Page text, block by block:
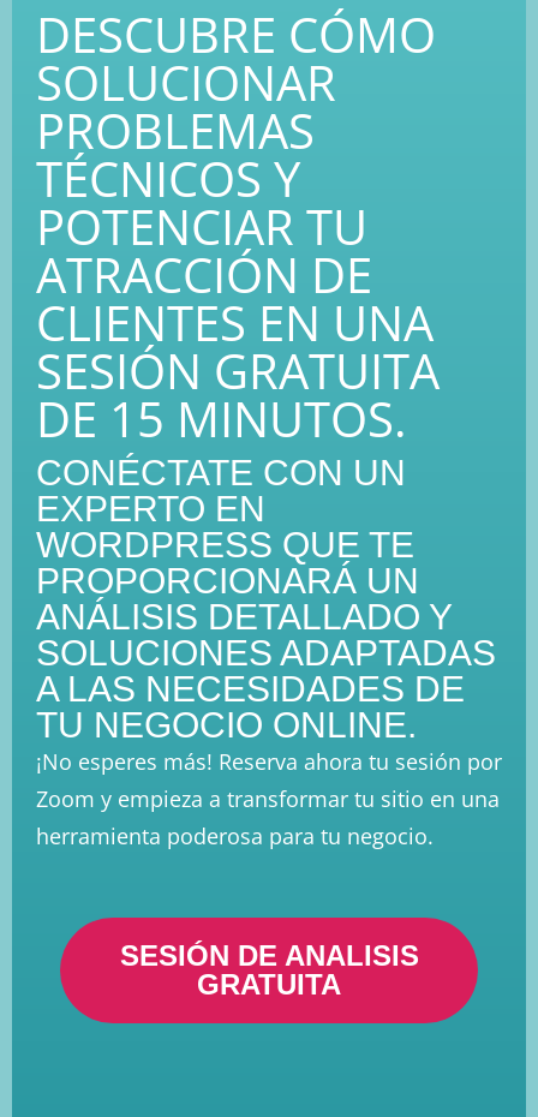
DESCUBRE CÓMO
SOLUCIONAR
PROBLEMAS
TÉCNICOS Y
POTENCIAR TU
ATRACCIÓN DE
CLIENTES EN UNA
SESIÓN GRATUITA
DE 15 MINUTOS.
CONÉCTATE CON UN
EXPERTO EN
WORDPRESS QUE TE
PROPORCIONARÁ UN
ANÁLISIS DETALLADO Y
SOLUCIONES ADAPTADAS
A LAS NECESIDADES DE
TU NEGOCIO ONLINE.
¡No esperes más! Reserva ahora tu sesión por
Zoom y empieza a transformar tu sitio en una
herramienta poderosa para tu negocio.
SESIÓN DE ANALISIS
GRATUITA